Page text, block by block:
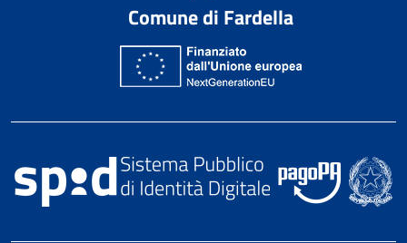
Comune di Fardella